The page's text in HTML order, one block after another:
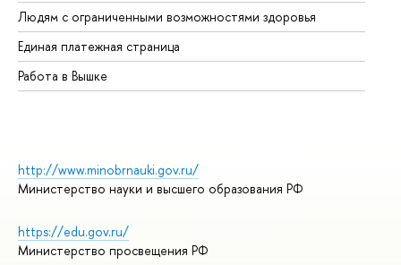
Людям с ограниченными возможностями здоровья
Единая платежная страница
Работа в Вышке
http://www.minobrnauki.gov.ru/
Министерство науки и высшего образования РФ
https://edu.gov.ru/
Министерство просвещения РФ